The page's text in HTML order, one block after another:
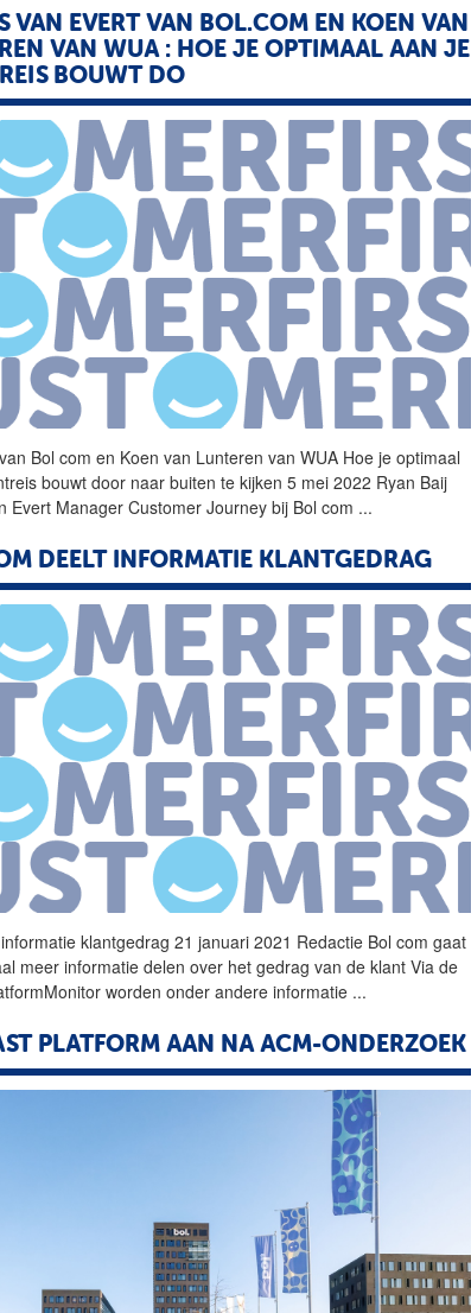
VAN EVERT VAN BOL.COM EN KOEN VAN
VAN WUA : HOE JE OPTIMAAL AAN JE
BOUWT DO
Bol com en Koen van Lunteren van WUA Hoe je optimaal
bouwt door naar buiten te kijken 5 mei 2022 Ryan Baij
Evert Manager Customer Journey bij Bol com ...
DEELT INFORMATIE KLANTGEDRAG
klantgedrag 21 januari 2021 Redactie Bol com gaat
meer informatie delen over het gedrag van de klant Via de
worden onder andere informatie ...
PLATFORM AAN NA ACM-ONDERZOEK